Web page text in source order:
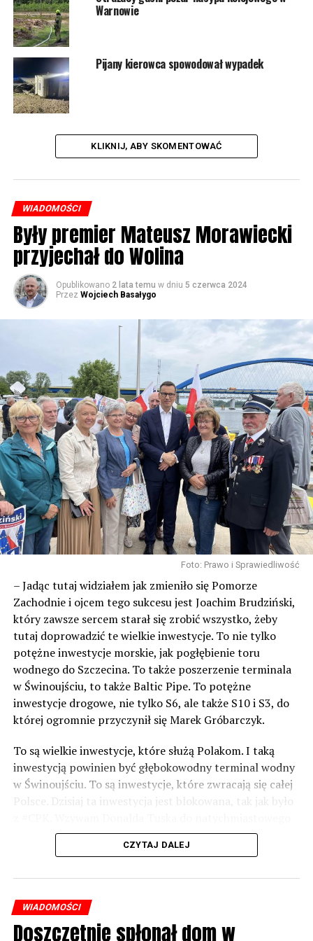
Gospodynie z Dargobądza korzystają z
wyremontowanego lokalu
Warnowie
Pijany kierowca spowodował wypadek
KLIKNIJ, ABY SKOMENTOWAĆ
WIADOMOŚCI
Były premier Mateusz Morawiecki
przyjechał do Wolina
Opublikowano 2 lata temu w dniu 5 czerwca 2024
Przez Wojciech Basałygo
Foto: Prawo i Sprawiedliwość
– Jadąc tutaj widziałem jak zmieniło się Pomorze
Zachodnie i ojcem tego sukcesu jest Joachim Brudziński,
który zawsze sercem starał się zrobić wszystko, żeby
tutaj doprowadzić te wielkie inwestycje. To nie tylko
potężne inwestycje morskie, jak pogłębienie toru
wodnego do Szczecina. To także poszerzenie terminala
w Świnoujściu, to także Baltic Pipe. To potężne
inwestycje drogowe, nie tylko S6, ale także S10 i S3, do
której ogromnie przyczynił się Marek Gróbarczyk.
To są wielkie inwestycje, które służą Polakom. I taką
inwestycją powinien być głębokowodny terminal wodny
w Świnoujściu. To są inwestycje, które zwracają się całej
Polsce. Dzisiaj ta inwestycja jest blokowana, tak jak było
odblokowania CPK.
wykorzystać wspaniały potencjał Zachodniego Pomorza,
o którym śp. Lech Kaczyński powiedział, że jest naszą
racją stanu. Warto zagłosować na kandydatów PiS 9
czerwca, bo w Europarlamencie będą toczyły się
CZYTAJ DALEJ
WIADOMOŚCI
Doszczętnie spłonął dom w